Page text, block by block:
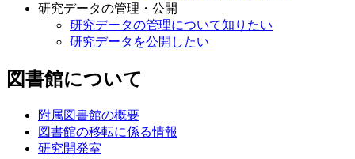
研究データの管理・公開
研究データの管理について知りたい
研究データを公開したい
図書館について
附属図書館の概要
図書館の移転に係る情報
研究開発室